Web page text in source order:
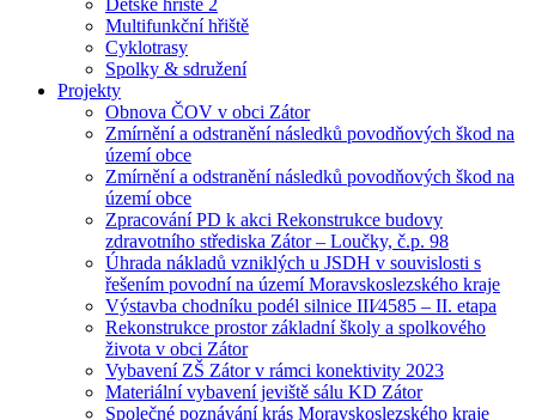
Dětské hříště 2
Multifunkční hřiště
Cyklotrasy
Spolky & sdružení
Projekty
Obnova ČOV v obci Zátor
Zmírnění a odstranění následků povodňových škod na
území obce
Zmírnění a odstranění následků povodňových škod na
území obce
Zpracování PD k akci Rekonstrukce budovy
zdravotního střediska Zátor – Loučky, č.p. 98
Úhrada nákladů vzniklých u JSDH v souvislosti s
řešením povodní na území Moravskoslezského kraje
Výstavba chodníku podél silnice III⁄4585 – II. etapa
Rekonstrukce prostor základní školy a spolkového
života v obci Zátor
Vybavení ZŠ Zátor v rámci konektivity 2023
Materiální vybavení jeviště sálu KD Zátor
Společné poznávání krás Moravskoslezského kraje